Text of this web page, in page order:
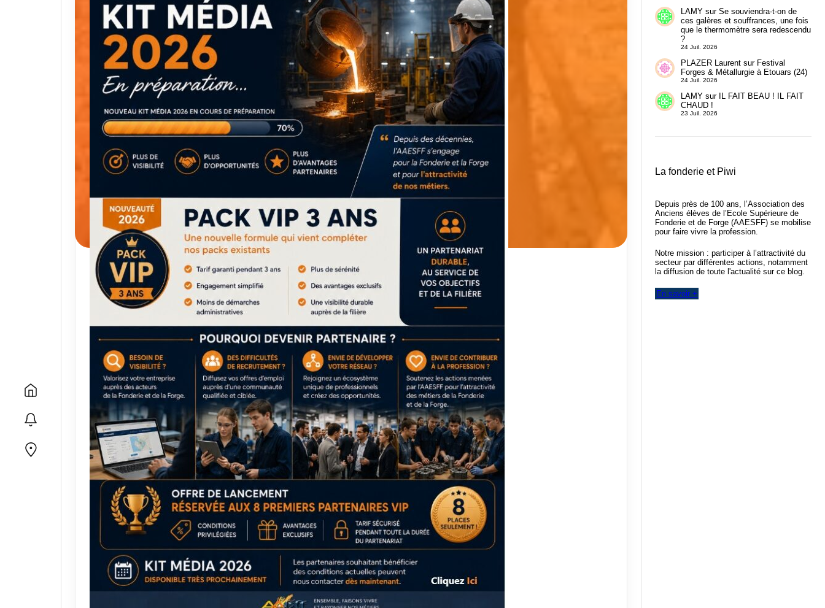
LAMYsur Se souviendra-t-on de
ces galères et souffrances, une fois
que le thermomètre sera redescendu
?
24 Juil. 2026
PLAZER Laurentsur Festival
Forges & Métallurgie à Etouars (24)
24 Juil. 2026
LAMYsur IL FAIT BEAU ! IL FAIT
CHAUD !
23 Juil. 2026
La fonderie et Piwi
Depuis près de 100 ans, l’Association des
Anciens élèves de l’Ecole Supérieure de
Fonderie et de Forge (AAESFF) se mobilise
pour faire vivre la profession.
Notre mission : participer à l’attractivité du
secteur par différentes actions, notamment
la diffusion de toute l'actualité sur ce blog.
En savoir +